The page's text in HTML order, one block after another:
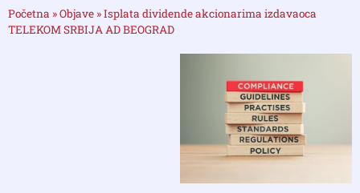
Početna »Objave »Isplata dividende akcionarima izdavaoca
TELEKOM SRBIJA AD BEOGRAD